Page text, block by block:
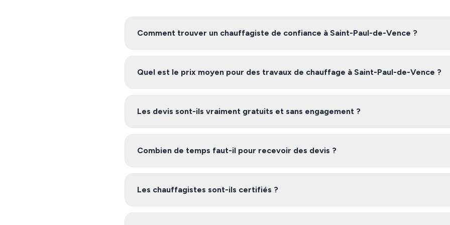
Comment trouver un chauffagiste de confiance à Saint-Paul-de-Vence ?
Pour trouver un chauffagiste fiable à Saint-Paul-de-Vence, nous vous recommandons de
engagement.
Quel est le prix moyen pour des travaux de chauffage à Saint-Paul-de-Vence ?
Les tarifs de chauffage à Saint-Paul-de-Vence varient selon l'ampleur des travaux, les matériaux
Les devis sont-ils vraiment gratuits et sans engagement ?
Oui, notre service est 100% gratuit et sans engagement. Vous recevez jusqu'à 3 devis de
Combien de temps faut-il pour recevoir des devis ?
Après avoir rempli le formulaire, vous recevez généralement vos devis sous 48 heures. Les
Les chauffagistes sont-ils certifiés ?
Oui, les artisans de notre réseau dans les Alpes-Maritimes sont des professionnels vérifiés